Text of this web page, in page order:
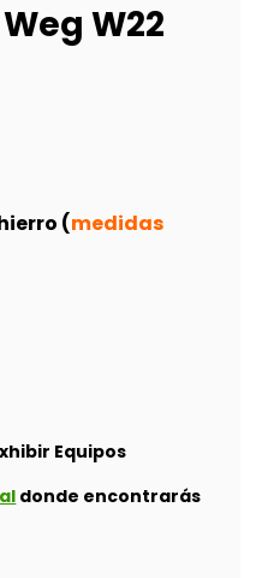
W22
(medidas
Equipos
donde encontrarás